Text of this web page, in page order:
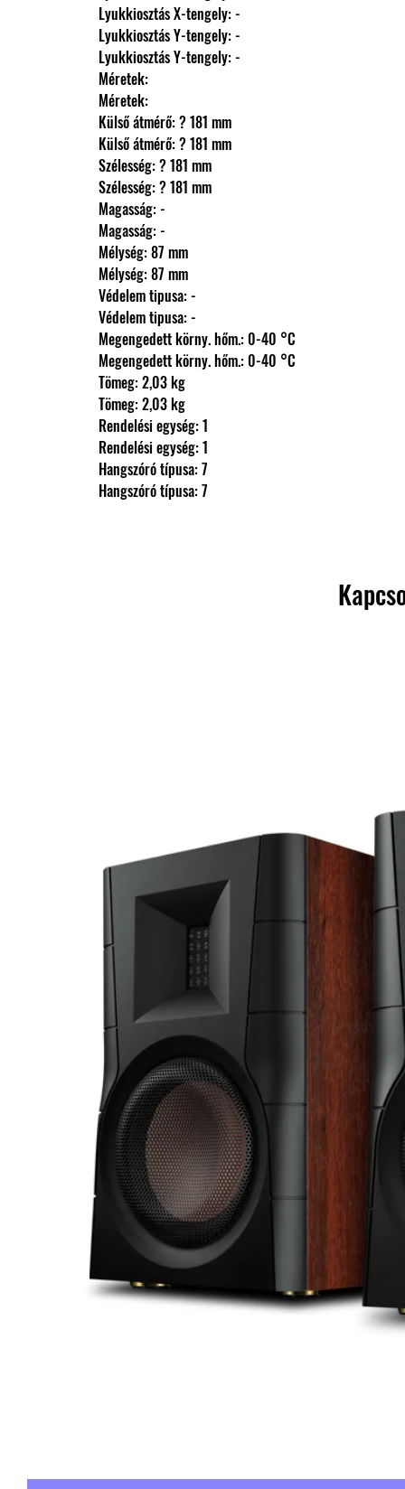
                Lyukkiosztás X-tengely: -
                Lyukkiosztás Y-tengely: -
                Lyukkiosztás Y-tengely: -
                Méretek:
                Méretek:
                Külső átmérő: ? 181 mm
                Külső átmérő: ? 181 mm
                Szélesség: ? 181 mm
                Szélesség: ? 181 mm
                Magasság: -
                Magasság: -
                Mélység: 87 mm
                Mélység: 87 mm
                Védelem tipusa: -
                Védelem tipusa: -
                Megengedett körny. hőm.: 0-40 °C
                Megengedett körny. hőm.: 0-40 °C
                Tömeg: 2,03 kg
                Tömeg: 2,03 kg
                Rendelési egység: 1
                Rendelési egység: 1
                Hangszóró típusa: 7
                Hangszóró típusa: 7